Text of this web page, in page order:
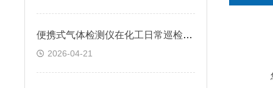
便携式气体检测仪在化工日常巡检中的重要作用是什么？
2026-04-21